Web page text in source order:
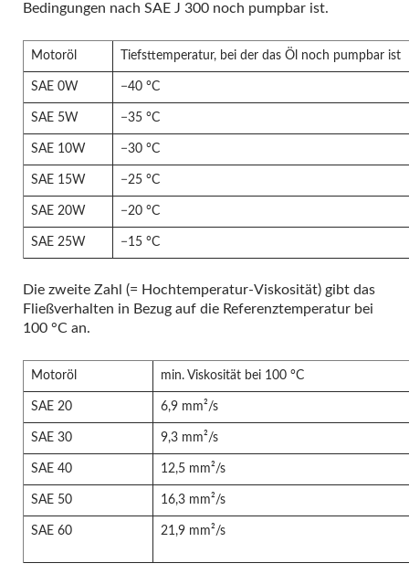
Bedingungen nach SAE J 300 noch pumpbar ist.
Motoröl Tiefsttemperatur, bei der das Öl noch pumpbar ist
SAE 0W −40 °C
SAE 5W −35 °C
SAE 10W −30 °C
SAE 15W −25 °C
SAE 20W −20 °C
SAE 25W −15 °C
Die zweite Zahl (= Hochtemperatur-Viskosität) gibt das
Fließverhalten in Bezug auf die Referenztemperatur bei
100 °C an.
Motoröl min. Viskosität bei 100 °C
SAE 20 6,9 mm²/s
SAE 30 9,3 mm²/s
SAE 40 12,5 mm²/s
SAE 50 16,3 mm²/s
SAE 60 21,9 mm²/s